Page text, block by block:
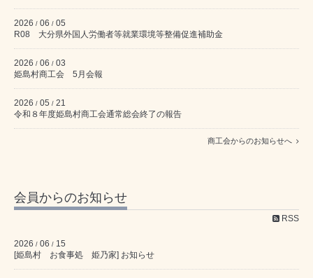
2026 / 06 / 05
R08 大分県外国人労働者等就業環境等整備促進補助金
2026 / 06 / 03
姫島村商工会 5月会報
2026 / 05 / 21
令和８年度姫島村商工会通常総会終了の報告
商工会からのお知らせへ
会員からのお知らせ
RSS
2026 / 06 / 15
[姫島村 お食事処 姫乃家] お知らせ